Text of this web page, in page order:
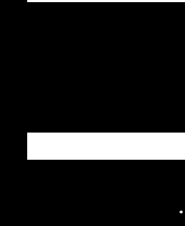
・